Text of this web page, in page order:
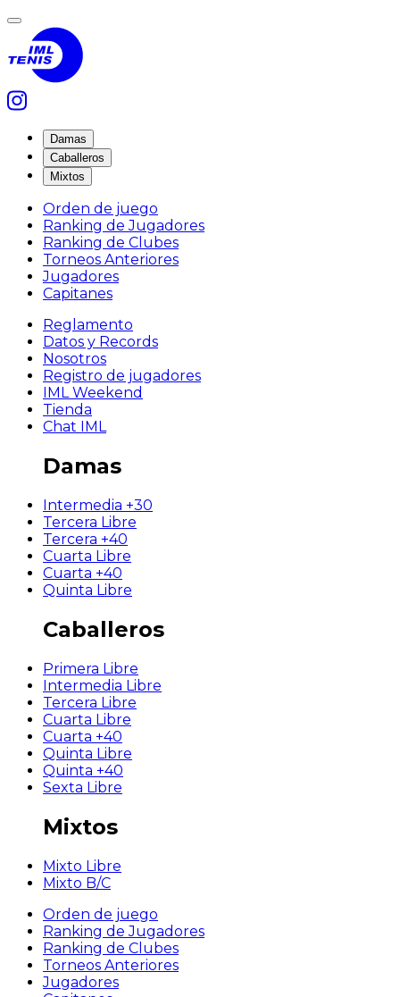
Damas
Caballeros
Mixtos
Orden de juego
Ranking de Jugadores
Ranking de Clubes
Torneos Anteriores
Jugadores
Capitanes
Reglamento
Datos y Records
Nosotros
Registro de jugadores
IML Weekend
Tienda
Chat IML
Damas
Intermedia +30
Tercera Libre
Tercera +40
Cuarta Libre
Cuarta +40
Quinta Libre
Caballeros
Primera Libre
Intermedia Libre
Tercera Libre
Cuarta Libre
Cuarta +40
Quinta Libre
Quinta +40
Sexta Libre
Mixtos
Mixto Libre
Mixto B/C
Orden de juego
Ranking de Jugadores
Ranking de Clubes
Torneos Anteriores
Jugadores